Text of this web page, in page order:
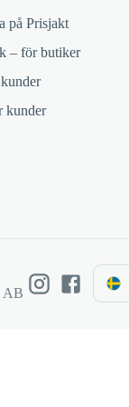
på Prisjakt
– för butiker
kunder
AB